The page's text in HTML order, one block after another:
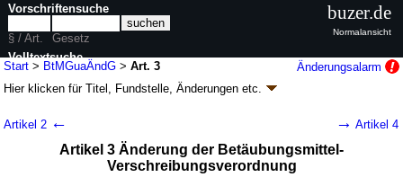
Start > BtMGuaÄndG >Art. 3
Änderungsalarm
Hier klicken fürTitel, Fundstelle, Änderungen etc.
Substitutionsbehandlung (BtMGuaÄndG
k.a.Abk.)
G. v. 15.07.2009BGBl. I S. 1801(Nr. 41 ); Geltung ab 21.07.2009
Drucksachen / Entwurf / Begründung
Artikel 2 ← → Artikel 4
Artikel 3 Änderung der Betäubungsmittel-
Verschreibungsverordnung
Vorschriftensuche
§ / Art.
Gesetz
Volltextsuche
nur in BtMGuaÄndG
buzer.de
Normalansicht